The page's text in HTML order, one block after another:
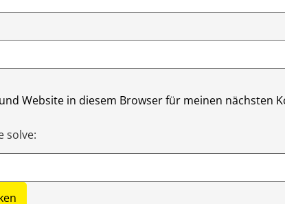
Website in diesem Browser für meinen nächsten
solve: